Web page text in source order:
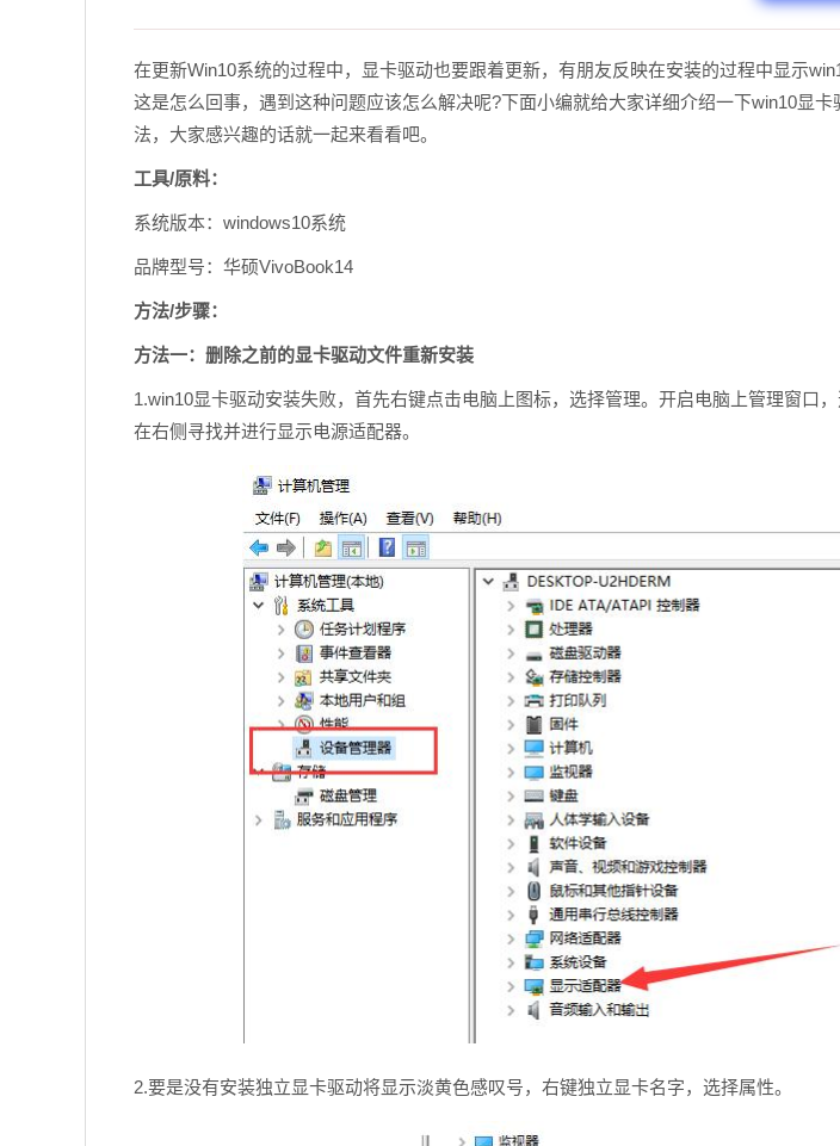
在更新Win10系统的过程中，显卡驱动也要跟着更新，有朋友反映在安装的过程中显示
这是怎么回事，遇到这种问题应该怎么解决呢?下面小编就给大家详细介绍一下win10显卡
法，大家感兴趣的话就一起来看看吧。
工具/原料：
系统版本：windows10系统
品牌型号：华硕VivoBook14
方法/步骤：
方法一：删除之前的显卡驱动文件重新安装
1.win10显卡驱动安装失败，首先右键点击电脑上图标，选择管理。开启电脑上管理窗口，
在右侧寻找并进行显示电源适配器。
2.要是没有安装独立显卡驱动将显示淡黄色感叹号，右键独立显卡名字，选择属性。